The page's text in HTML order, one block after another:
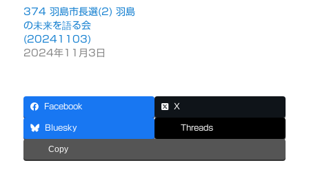
374 羽島市長選(2) 羽島
の未来を語る会
(20241103)
2024年11月3日
Facebook X
Bluesky Threads
Copy